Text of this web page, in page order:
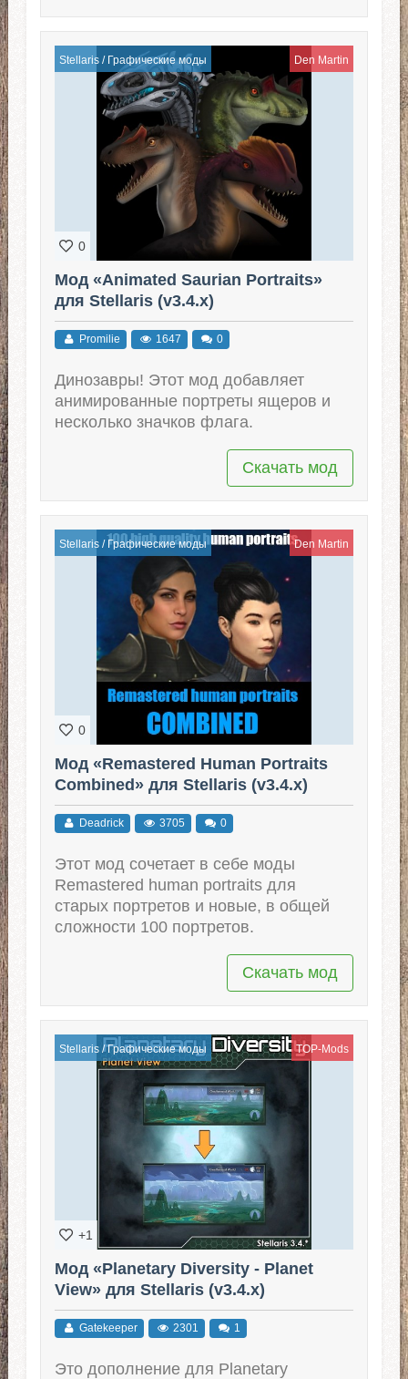
Stellaris/ Графические моды Den Martin
0
Мод «Animated Saurian Portraits»
для Stellaris (v3.4.x)
Promilie 1647 0
Динозавры! Этот мод добавляет
анимированные портреты ящеров и
несколько значков флага.
Скачать мод
Stellaris/ Графические моды Den Martin
0
Мод «Remastered Human Portraits
Combined» для Stellaris (v3.4.x)
Deadrick 3705 0
Этот мод сочетает в себе моды
Remastered human portraits для
старых портретов и новые, в общей
сложности 100 портретов.
Скачать мод
Stellaris/Графические моды TOP-Mods
+1
Мод «Planetary Diversity - Planet
View» для Stellaris (v3.4.x)
Gatekeeper 2301 1
Это дополнение для Planetary